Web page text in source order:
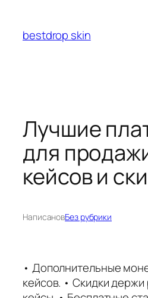
содержимому
bestdrop skin
Лучшие
для
кейсов и
НаписановБез рубрики
• Дополнительные
кейсов. • Скидки